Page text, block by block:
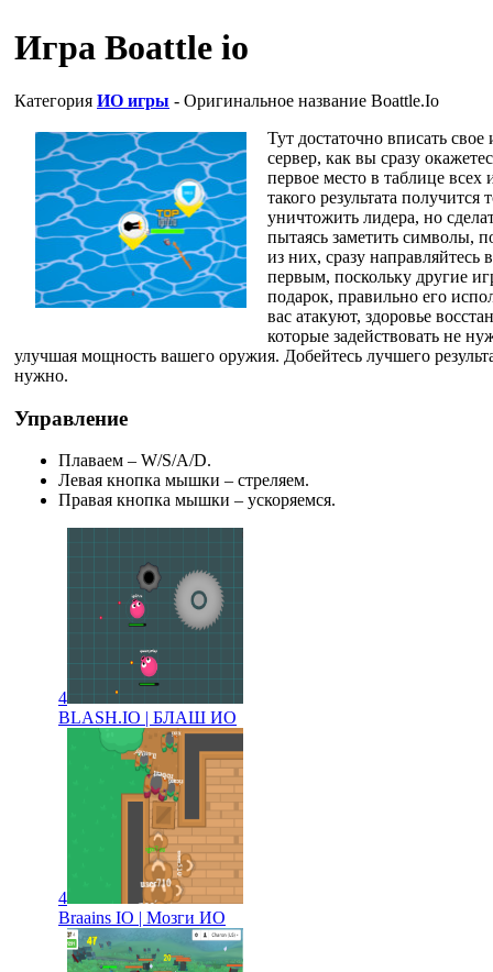
Игра Boattle io
Категория ИО игры - Оригинальное название Boattle.Io
Тут достаточно вписать
сервер, как вы сразу
первое место в таблице
такого результата
уничтожить лидера, но
пытаясь заметить символы,
из них, сразу
первым, поскольку другие
подарок, правильно его
вас атакуют, здоровье
которые задействовать не
улучшая мощность вашего оружия. Добейтесь лучшего
нужно.
Управление
Плаваем – W/S/A/D.
Левая кнопка мышки – стреляем.
Правая кнопка мышки – ускоряемся.
4
BLASH.IO | БЛАШ ИО
4
Braains IO | Мозги ИО